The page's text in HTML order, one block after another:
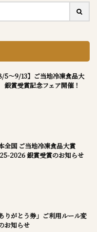
8/5～9/13】ご当地冷凍食品大
賞受賞記念フェア開催！
全国 ご当地冷凍食品大賞
2026 銀賞受賞のお知らせ
ありがとう券」ご利用ルール変
お知らせ